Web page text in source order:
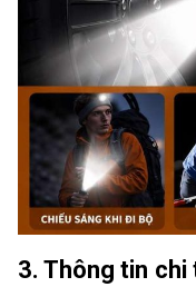
3. Thông tin chi